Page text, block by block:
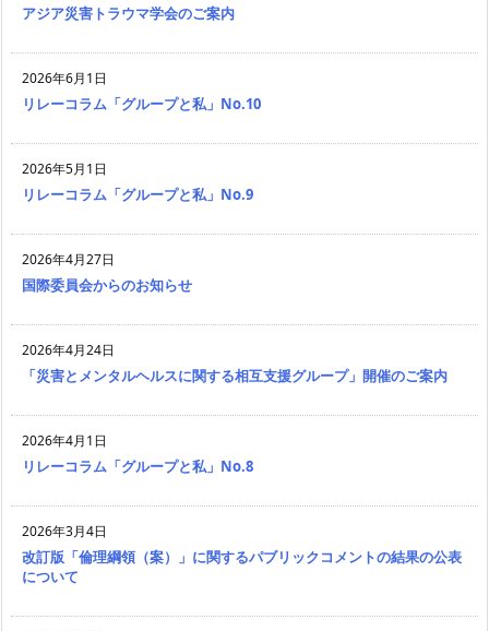
アジア災害トラウマ学会のご案内
2026年6月1日
リレーコラム「グループと私」No.10
2026年5月1日
リレーコラム「グループと私」No.9
2026年4月27日
国際委員会からのお知らせ
2026年4月24日
「災害とメンタルヘルスに関する相互支援グループ」開催のご案内
2026年4月1日
リレーコラム「グループと私」No.8
2026年3月4日
改訂版「倫理綱領（案）」に関するパブリックコメントの結果の公表
について